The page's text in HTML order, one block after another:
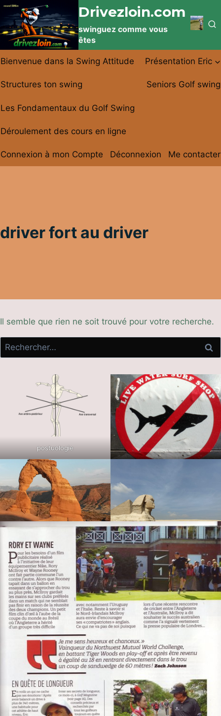
Aller
au
contenu
Drivezloin.com
swinguez comme vous
êtes
Bienvenue dans la Swing Attitude Présentation Eric
Structures ton swing Seniors Golf swing
Les Fondamentaux du Golf Swing
Déroulement des cours en ligne
Connexion à mon Compte Déconnexion Me contacter
driver fort au driver
Il semble que rien ne soit trouvé pour votre recherche.
Rechercher :
postuologie